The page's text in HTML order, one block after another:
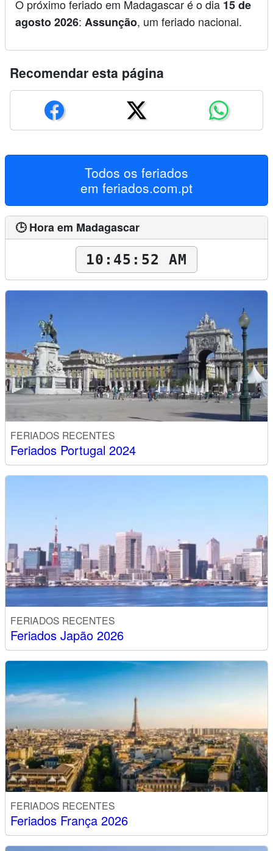
O próximo feriado em Madagascar é o dia 15 de
agosto 2026: Assunção, um feriado nacional.
Recomendar esta página
Todos os feriados
em feriados.com.pt
🕒 Hora em Madagascar
10:45:53 AM
FERIADOS RECENTES
Feriados Portugal 2024
FERIADOS RECENTES
Feriados Japão 2026
FERIADOS RECENTES
Feriados França 2026